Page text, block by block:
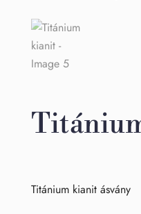
Titánium kianit ásvány